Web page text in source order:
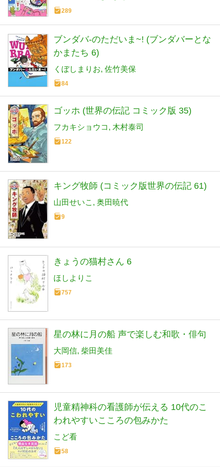
289
ブンダバ-のただいま~! (ブンダバーとな
かまたち 6)
くぼしまりお 佐竹美保
84
ゴッホ (世界の伝記 コミック版 35)
フカキショウコ 木村泰司
122
キング牧師 (コミック版世界の伝記 61)
山田せいこ 奥田暁代
9
きょうの猫村さん 6
ほしよりこ
757
星の林に月の船 声で楽しむ和歌・俳句
大岡信 柴田美佳
173
児童精神科の看護師が伝える 10代のこ
われやすいこころの包みかた
こど看
58